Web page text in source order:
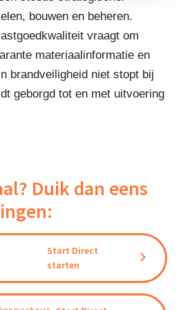
bouwen en beheren.
vraagt om
materiaalinformatie en
brandveiligheid niet stopt bij
geborgd tot en met uitvoering
Duik dan eens
Start Direct
starten